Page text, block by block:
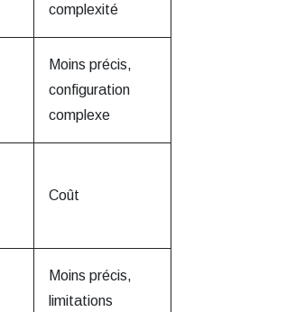
complexité
Moins précis,
configuration
complexe
Coût
Moins précis,
limitations